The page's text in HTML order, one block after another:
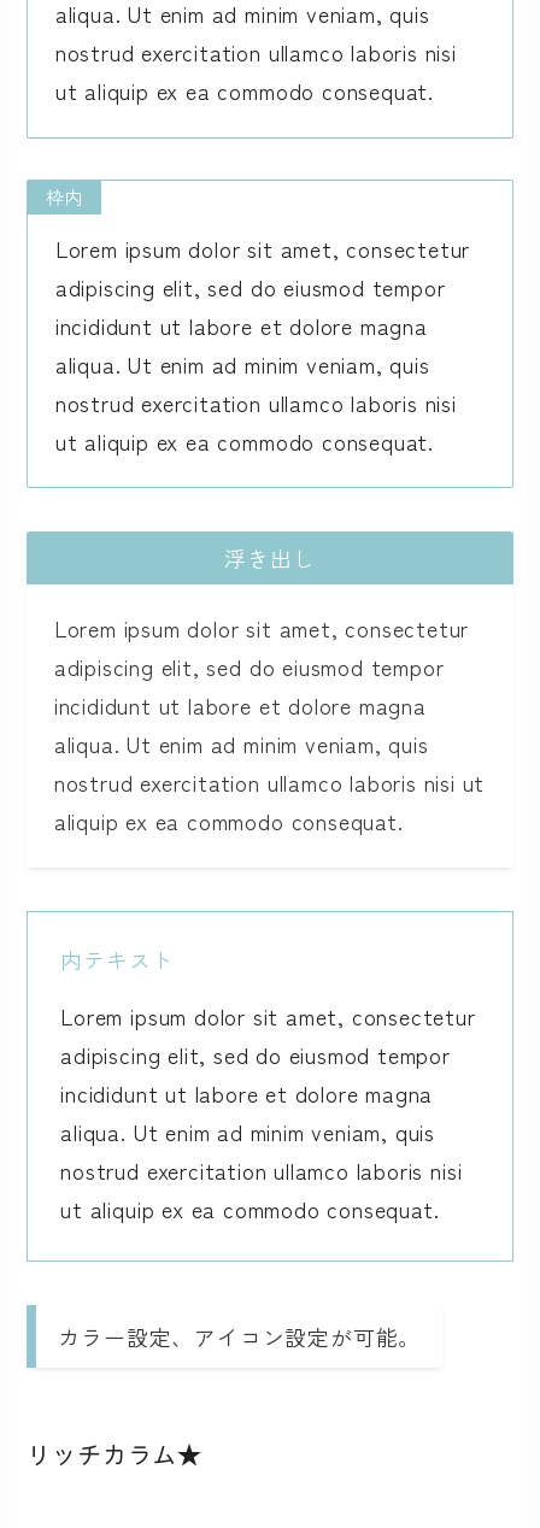
aliqua. Ut enim ad minim veniam, quis
nostrud exercitation ullamco laboris nisi
ut aliquip ex ea commodo consequat.
枠内
Lorem ipsum dolor sit amet, consectetur
adipiscing elit, sed do eiusmod tempor
incididunt ut labore et dolore magna
aliqua. Ut enim ad minim veniam, quis
nostrud exercitation ullamco laboris nisi
ut aliquip ex ea commodo consequat.
浮き出し
Lorem ipsum dolor sit amet, consectetur
adipiscing elit, sed do eiusmod tempor
incididunt ut labore et dolore magna
aliqua. Ut enim ad minim veniam, quis
nostrud exercitation ullamco laboris nisi ut
aliquip ex ea commodo consequat.
内テキスト
Lorem ipsum dolor sit amet, consectetur
adipiscing elit, sed do eiusmod tempor
incididunt ut labore et dolore magna
aliqua. Ut enim ad minim veniam, quis
nostrud exercitation ullamco laboris nisi
ut aliquip ex ea commodo consequat.
カラー設定、アイコン設定が可能。
リッチカラム★